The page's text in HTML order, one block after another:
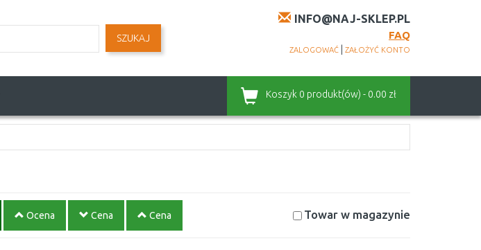
INFO@NAJ-SKLEP.PL
FAQ
ZALOGOWAĆ ZAŁOŻYĆ KONTO
SZUKAJ
Koszyk 0 produkt(ów) - 0.00 zł
Ocena Cena Cena Towar w magazynie